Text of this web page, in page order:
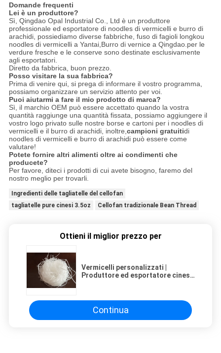
Domande frequenti
Lei è un produttore?
Sì, Qingdao Opal Industrial Co., Ltd è un produttore
professionale ed esportatore di noodles di vermicelli e burro di
arachidi, possiediamo diverse fabbriche, fuso di fagioli longkou
noodles di vermicelli a Yantai,Burro di vernice a Qingdao.per le
verdure fresche e le conserve sono destinate esclusivamente
agli esportatori.
Diretto da fabbrica, buon prezzo.
Posso visitare la sua fabbrica?
Prima di venire qui, si prega di informare il vostro programma,
possiamo organizzare un servizio attento per voi.
Puoi aiutarmi a fare il mio prodotto di marca?
Sì, il marchio OEM può essere accettato quando la vostra
quantità raggiunge una quantità fissata, possiamo aggiungere il
vostro logo privato sulle nostre borse e cartoni per i noodles di
vermicelli e il burro di arachidi, inoltre, campioni gratuitidi
noodles di vermicelli e burro di arachidi può essere come
valutare!
Potete fornire altri alimenti oltre ai condimenti che
producete?
Per favore, diteci i prodotti di cui avete bisogno, faremo del
nostro meglio per trovarli.
Ingredienti delle tagliatelle del cellofan
tagliatelle pure cinesi 3.5oz
Cellofan tradizionale Bean Thread
Ottieni il miglior prezzo per
Vermicelli personalizzati |
Produttore ed esportatore cinese
Continua